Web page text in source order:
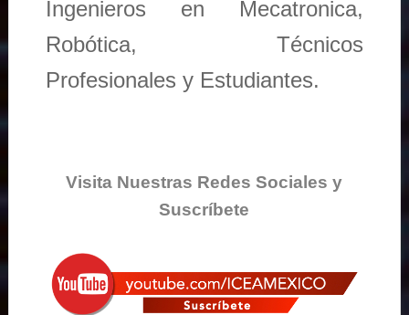
Ingenieros en Mecatronica,
Robótica, Técnicos
Profesionales y Estudiantes.
Visita Nuestras Redes Sociales y
Suscríbete